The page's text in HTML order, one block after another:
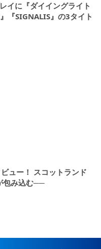
に『ダイイングライト
『SIGNALIS』の3タイト
ュー！ スコットランド
包み込む──